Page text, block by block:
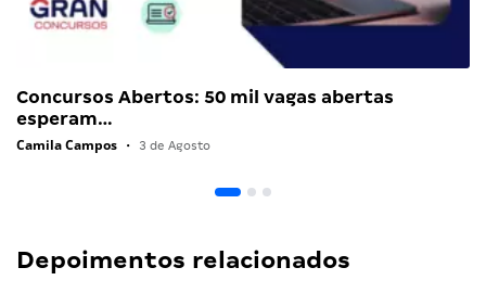
Concursos Abertos: 50 mil vagas abertas
esperam…
Camila Campos • 3 de Agosto
Depoimentos relacionados